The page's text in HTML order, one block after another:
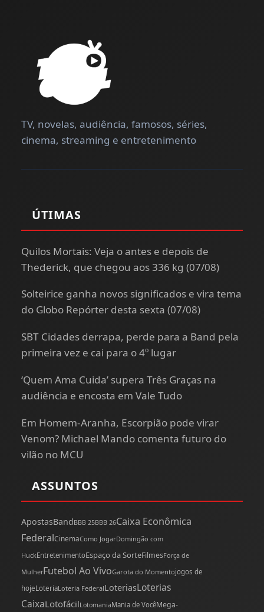
TV, novelas, audiência, famosos, séries,
cinema, streaming e entretenimento
ÚTIMAS
Quilos Mortais: Veja o antes e depois de
Thederick, que chegou aos 336 kg (07/08)
Solteirice ganha novos significados e vira tema
do Globo Repórter desta sexta (07/08)
SBT Cidades derrapa, perde para a Band pela
primeira vez e cai para o 4º lugar
‘Quem Ama Cuida’ supera Três Graças na
audiência e encosta em Vale Tudo
Em Homem-Aranha, Escorpião pode virar
Venom? Michael Mando comenta futuro do
vilão no MCU
ASSUNTOS
ApostasBandBBB 25BBB 26Caixa Econômica
FederalCinemaComo JogarDomingão com
HuckEntretenimentoEspaço da SorteFilmesForça de
MulherFutebol Ao VivoGarota do Momentojogos de
hojeLoteriaLoteria FederalLoteriasLoterias
CaixaLotofácilLotomaniaMania de VocêMega-